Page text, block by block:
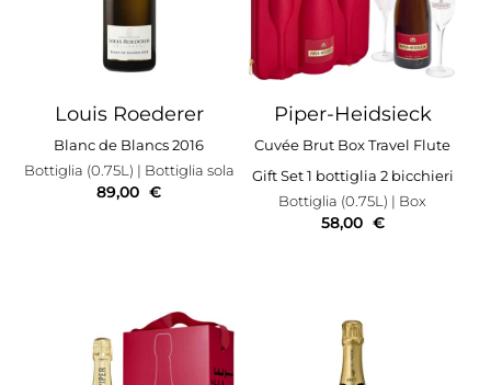
Louis Roederer
Blanc de Blancs 2016
Bottiglia (0.75L) | Bottiglia sola
89,00 €
Piper-Heidsieck
Cuvée Brut Box Travel Flute
Gift Set 1 bottiglia 2 bicchieri
Bottiglia (0.75L) | Box
58,00 €